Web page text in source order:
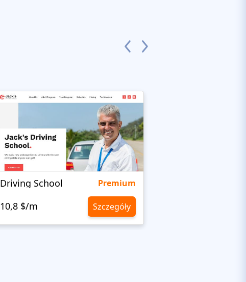
Driving School Premium
10,8 $/m Szczegóły